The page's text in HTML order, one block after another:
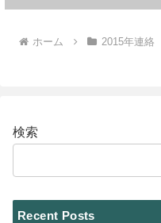
ホーム 2015年連絡
検索
Recent Posts